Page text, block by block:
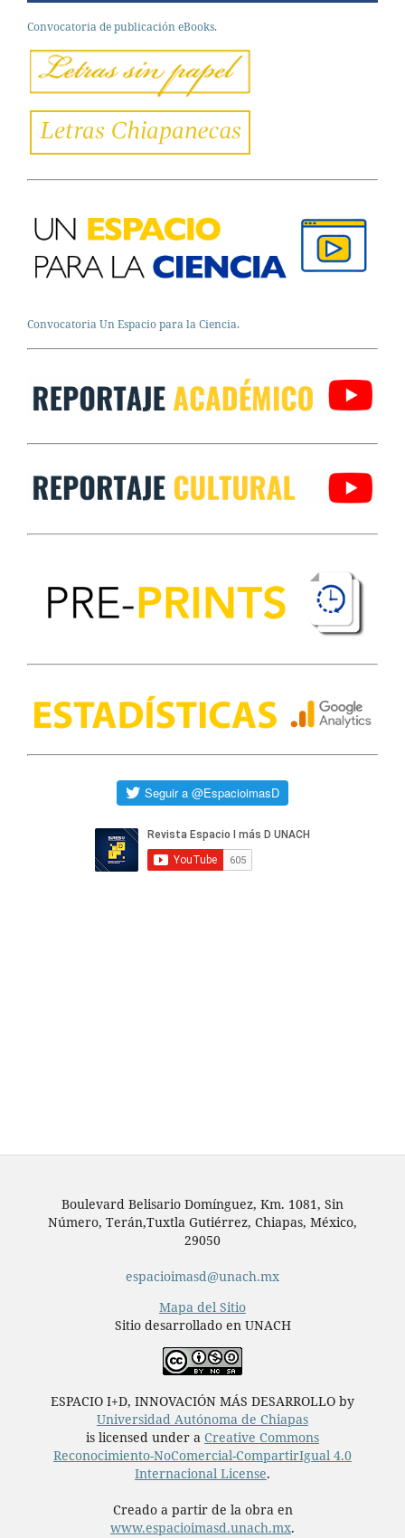
Convocatoria de publicación eBooks.
Convocatoria Un Espacio para la Ciencia.
Boulevard Belisario Domínguez, Km. 1081, Sin
Número, Terán,Tuxtla Gutiérrez, Chiapas, México,
29050
espacioimasd@unach.mx
Mapa del Sitio
Sitio desarrollado en UNACH
ESPACIO I+D, INNOVACIÓN MÁS DESARROLLO by
Universidad Autónoma de Chiapas
is licensed under a Creative Commons
Reconocimiento-NoComercial-CompartirIgual 4.0
Internacional License.
Creado a partir de la obra en
www.espacioimasd.unach.mx.